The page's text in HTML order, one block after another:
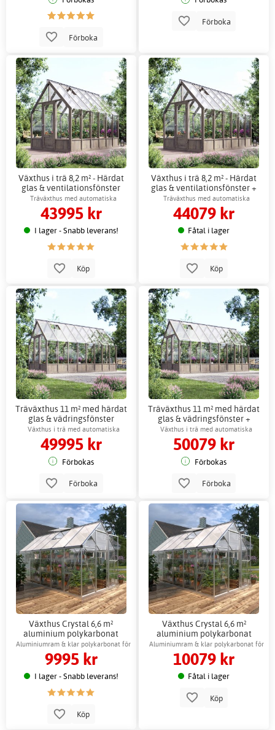
Förboka
Förboka
Växthus i trä 8,2 m² - Härdat
glas & ventilationsfönster
Träväxthus med automatiska
fönsteröppnare
43995 kr
I lager - Snabb leverans!
Köp
Växthus i trä 8,2 m² - Härdat
glas & ventilationsfönster +
Växthustillbehör
Träväxthus med automatiska
fönsteröppnare
44079 kr
Fåtal i lager
Köp
Träväxthus 11 m² med härdat
glas & vädringsfönster
Växthus i trä med automatiska
fönsteröppnare
49995 kr
Förbokas
Förboka
Träväxthus 11 m² med härdat
glas & vädringsfönster +
Växthustillbehör
Växthus i trä med automatiska
fönsteröppnare
50079 kr
Förbokas
Förboka
Växthus Crystal 6,6 m²
aluminium polykarbonat
Gardeney
Aluminiumram & klar polykarbonat för
ljus miljö
9995 kr
I lager - Snabb leverans!
Köp
Växthus Crystal 6,6 m²
aluminium polykarbonat
Gardeney + Växthustillbehör
Aluminiumram & klar polykarbonat för
ljus miljö
10079 kr
Fåtal i lager
Köp